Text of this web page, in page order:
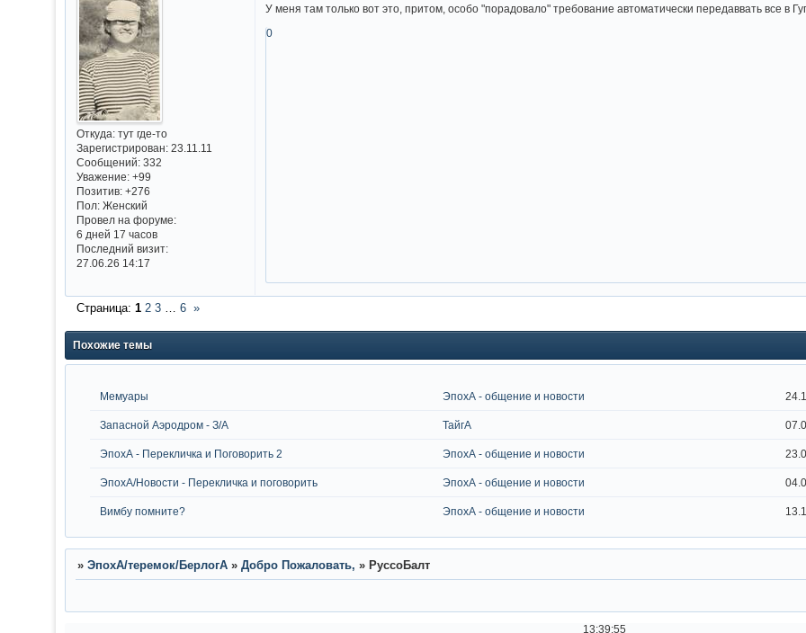
Откуда:тут где-то
Зарегистрирован: 23.11.11
Сообщений:332
Уважение: +99
Позитив: +276
Пол:Женский
Провел на форуме:
6 дней 17 часов
Последний визит:
27.06.26 14:17
У меня там только вот это, притом, особо "порадовало" требование автоматически передаввать все в
0
Страница: 1 2 3 6 »
Похожие темы
Мемуары ЭпохА - общение и новости
Запасной Аэродром - З/А ТайгА
ЭпохА - Перекличка и Поговорить 2 ЭпохА - общение и новости
ЭпохА/Новости - Перекличка и поговорить ЭпохА - общение и новости
Вимбу помните? ЭпохА - общение и новости
» ЭпохА/теремок/БерлогА » Добро Пожаловать, » РуссоБалт
13:39:56